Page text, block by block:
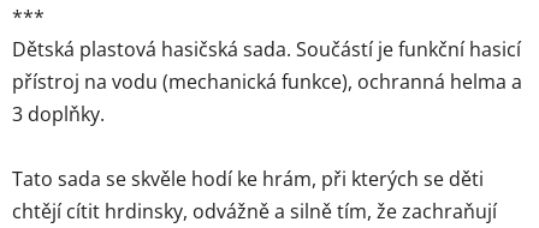
***
Dětská plastová hasičská sada. Součástí je funkční hasicí
přístroj na vodu (mechanická funkce), ochranná helma a
3 doplňky.
Tato sada se skvěle hodí ke hrám, při kterých se děti
chtějí cítit hrdinsky, odvážně a silně tím, že zachraňují